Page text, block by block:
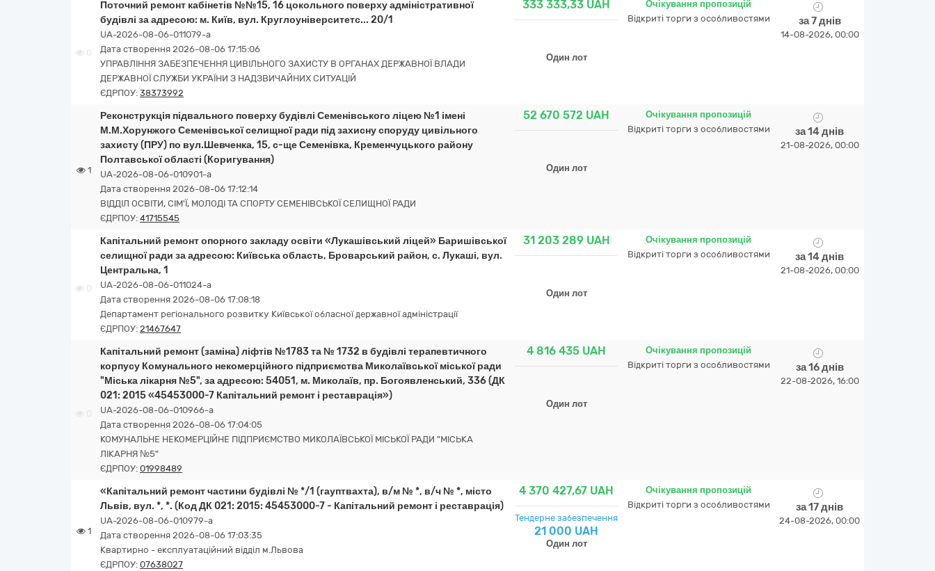
0
Поточний ремонт кабінетів №№15, 16 цокольного поверху адміністративної
будівлі за адресою: м. Київ, вул. Круглоуніверситетс... 20/1
UA-2026-08-06-011079-a
Дата створення 2026-08-06 17:15:06
УПРАВЛІННЯ ЗАБЕЗПЕЧЕННЯ ЦИВІЛЬНОГО ЗАХИСТУ В ОРГАНАХ ДЕРЖАВНОЇ ВЛАДИ
ДЕРЖАВНОЇ СЛУЖБИ УКРАЇНИ З НАДЗВИЧАЙНИХ СИТУАЦІЙ
ЄДРПОУ: 38373992
333 333,33 UAH
Один лот
Очікування пропозицій
Відкриті торги з особливостями
за 7 днів
14-08-2026, 00:00
1
Реконструкція підвального поверху будівлі Семенівського ліцею №1 імені
М.М.Хорунжого Семенівської селищної ради під захисну споруду цивільного
захисту (ПРУ) по вул.Шевченка, 15, с-ще Семенівка, Кременчуцького району
Полтавської області (Коригування)
UA-2026-08-06-010901-a
Дата створення 2026-08-06 17:12:14
ВІДДІЛ ОСВІТИ, СІМ'Ї, МОЛОДІ ТА СПОРТУ СЕМЕНІВСЬКОЇ СЕЛИЩНОЇ РАДИ
ЄДРПОУ: 41715545
52 670 572 UAH
Один лот
Очікування пропозицій
Відкриті торги з особливостями
за 14 днів
21-08-2026, 00:00
0
Капітальний ремонт опорного закладу освіти «Лукашівський ліцей» Баришівської
селищної ради за адресою: Київська область, Броварський район, с. Лукаші, вул.
Центральна, 1
UA-2026-08-06-011024-a
Дата створення 2026-08-06 17:08:18
Департамент регіонального розвитку Київської обласної державної адміністрації
ЄДРПОУ: 21467647
31 203 289 UAH
Один лот
Очікування пропозицій
Відкриті торги з особливостями
за 14 днів
21-08-2026, 00:00
Капітальний ремонт (заміна) ліфтів №1783 та № 1732 в будівлі терапевтичного
корпусу Комунального некомерційного підприємства Миколаївської міської ради
"Міська лікарня №5", за адресою: 54051, м. Миколаїв, пр. Богоявленський, 336 (ДК
021: 2015 «45453000-7 Капітальний ремонт і реставрація»)
UA-2026-08-06-010966-a
Дата створення 2026-08-06 17:04:05
КОМУНАЛЬНЕ НЕКОМЕРЦІЙНЕ ПІДПРИЄМСТВО МИКОЛАЇВСЬКОЇ МІСЬКОЇ РАДИ "МІСЬКА
ЛІКАРНЯ №5"
ЄДРПОУ: 01998489
4 816 435 UAH
Один лот
Очікування пропозицій
Відкриті торги з особливостями
за 16 днів
22-08-2026, 16:00
1
«Капітальний ремонт частини будівлі № */1 (гауптвахта), в/м № *, в/ч № *, місто
Львів, вул. *, *. (Код ДК 021: 2015: 45453000-7 - Капітальний ремонт і реставрація)
UA-2026-08-06-010979-a
Дата створення 2026-08-06 17:03:35
Квартирно - експлуатаційний відділ м.Львова
ЄДРПОУ: 07638027
4 370 427,67 UAH
Тендерне забезпечення
21 000 UAH
Один лот
Очікування пропозицій
Відкриті торги з особливостями
за 17 днів
24-08-2026, 00:00